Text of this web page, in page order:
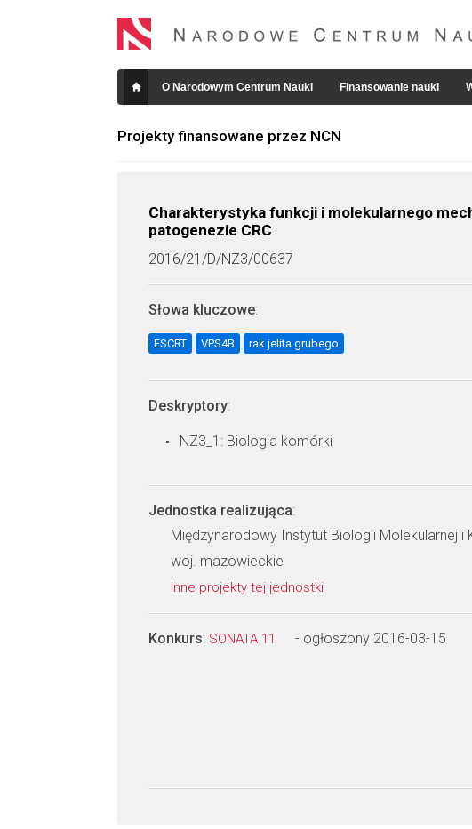
O Narodowym Centrum Nauki Finansowanie nauki
Projekty finansowane przez NCN
Charakterystyka funkcji i molekularnego
patogenezie CRC
2016/21/D/NZ3/00637
Słowa kluczowe:
ESCRT VPS4B rak jelita grubego
Deskryptory:
NZ3_1: Biologia komórki
Jednostka realizująca:
Międzynarodowy Instytut Biologii Molekularnej i
woj. mazowieckie
Inne projekty tej jednostki
Konkurs: SONATA 11 - ogłoszony 2016-03-15